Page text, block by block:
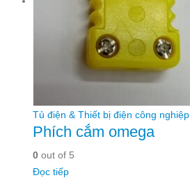
Tủ điện & Thiết bị điện công nghiệp
Phích cắm omega
0 out of 5
Đọc tiếp